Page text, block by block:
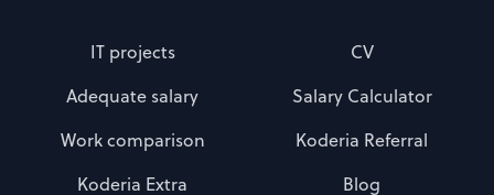
IT projects
CV
Adequate salary
Salary Calculator
Work comparison
Koderia Referral
Koderia Extra
Blog